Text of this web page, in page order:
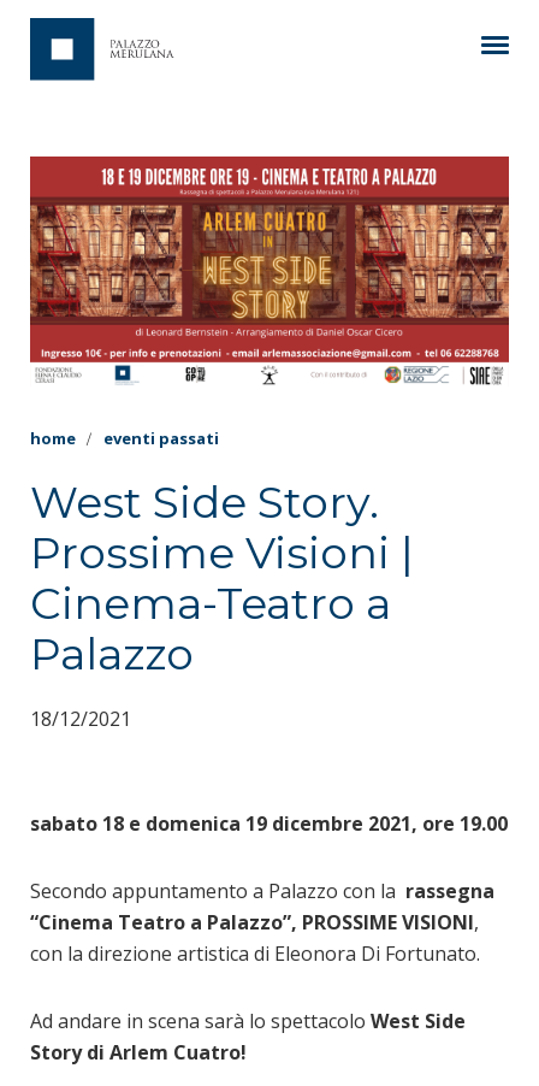
home eventi passati
West Side Story.
Prossime Visioni |
Cinema-Teatro a
Palazzo
18/12/2021
sabato 18 e domenica 19 dicembre 2021, ore 19.00
Secondo appuntamento a Palazzo con la rassegna
“Cinema Teatro a Palazzo”, PROSSIME VISIONI,
con la direzione artistica di Eleonora Di Fortunato.
Ad andare in scena sarà lo spettacolo West Side
Story di Arlem Cuatro!